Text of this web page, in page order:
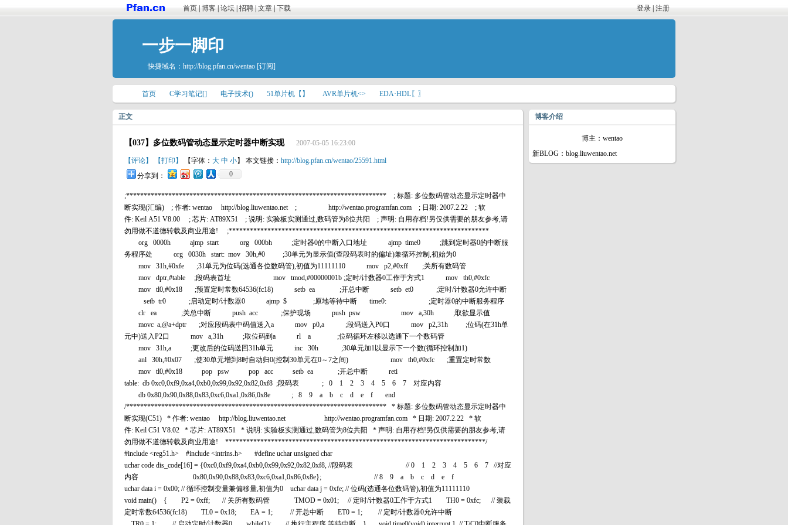
登录 注册
首页 博客 论坛 招聘 文章 下载
一步一脚印
快捷域名： http://blog.pfan.cn/wentao [订阅]
首页 C学习笔记[] 电子技术() 51单片机【】 AVR单片机<> EDA·HDL〖〗
博客介绍
博主：wentao
新BLOG：blog.liuwentao.net
正文
【037】多位数码管动态显示定时器中断实现 2007-05-05 16:23:00
【评论】 【打印】 【字体： 大 中 小】 本文链接： http://blog.pfan.cn/wentao/25591.html
分享到：
0
;************************************************************************** ; 标题: 多位数码管动态显示定时器中
断实现(汇编) ; 作者: wentao http://blog.liuwentao.net ; http://wentao.programfan.com ; 日期: 2007.2.22 ; 软
件: Keil A51 V8.00 ; 芯片: AT89X51 ; 说明: 实验板实测通过,数码管为8位共阳 ; 声明: 自用存档!另仅供需要的朋友参考,请
勿用做不道德转载及商业用途! ;**************************************************************************
org 0000h ajmp start org 000bh ;定时器0的中断入口地址 ajmp time0 ;跳到定时器0的中断服
务程序处 org 0030h start: mov 30h,#0 ;30单元为显示值(查段码表时的偏址)兼循环控制,初始为0
mov 31h,#0xfe ;31单元为位码(选通各位数码管),初值为11111110 mov p2,#0xff ;关所有数码管
mov dptr,#table ;段码表首址 mov tmod,#00000001b ;定时/计数器0工作于方式1 mov th0,#0xfc
mov tl0,#0x18 ;预置定时常数64536(fc18) setb ea ;开总中断 setb et0 ;定时/计数器0允许中断
setb tr0 ;启动定时/计数器0 ajmp $ ;原地等待中断 time0: ;定时器0的中断服务程序
clr ea ;关总中断 push acc ;保护现场 push psw mov a,30h ;取欲显示值
movc a,@a+dptr ;对应段码表中码值送入a mov p0,a ;段码送入P0口 mov p2,31h ;位码(在31h单
元中)送入P2口 mov a,31h ;取位码到a rl a ;位码循环左移以选通下一个数码管
mov 31h,a ;更改后的位码送回31h单元 inc 30h ;30单元加1以显示下一个数(循环控制加1)
anl 30h,#0x07 ;使30单元增到8时自动归0(控制30单元在0～7之间) mov th0,#0xfc ;重置定时常数
mov tl0,#0x18 pop psw pop acc setb ea ;开总中断 reti
table: db 0xc0,0xf9,0xa4,0xb0,0x99,0x92,0x82,0xf8 ;段码表 ; 0 1 2 3 4 5 6 7 对应内容
db 0x80,0x90,0x88,0x83,0xc6,0xa1,0x86,0x8e ; 8 9 a b c d e f end
/************************************************************************** * 标题: 多位数码管动态显示定时器中
断实现(C51) * 作者: wentao http://blog.liuwentao.net http://wentao.programfan.com * 日期: 2007.2.22 * 软
件: Keil C51 V8.02 * 芯片: AT89X51 * 说明: 实验板实测通过,数码管为8位共阳 * 声明: 自用存档!另仅供需要的朋友参考,请
勿用做不道德转载及商业用途! **************************************************************************/
#include <reg51.h> #include <intrins.h> #define uchar unsigned char
uchar code dis_code[16] = {0xc0,0xf9,0xa4,0xb0,0x99,0x92,0x82,0xf8, //段码表 // 0 1 2 3 4 5 6 7 //对应
内容 0x80,0x90,0x88,0x83,0xc6,0xa1,0x86,0x8e}; // 8 9 a b c d e f
uchar data i = 0x00; // 循环控制变量兼偏移量,初值为0 uchar data j = 0xfe; // 位码(选通各位数码管),初值为11111110
void main() { P2 = 0xff; // 关所有数码管 TMOD = 0x01; // 定时/计数器0工作于方式1 TH0 = 0xfc; // 装载
定时常数64536(fc18) TL0 = 0x18; EA = 1; // 开总中断 ET0 = 1; // 定时/计数器0允许中断